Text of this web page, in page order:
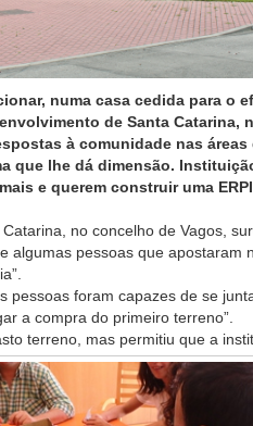
numa casa cedida para o
de Santa Catarina,
à comunidade nas áreas
que lhe dá dimensão.
e querem construir uma
no concelho de Vagos,
algumas pessoas que apostaram
pessoas foram capazes de se
a compra do primeiro terreno”.
terreno, mas permitiu que a